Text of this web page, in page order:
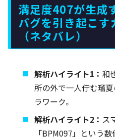
満足度407が生成
バグを引き起こす
（ネタバレ）
解析ハイライト1：和
所の外で一人佇む瑠
ラワーク。
解析ハイライト2： ス
「BPM097」という